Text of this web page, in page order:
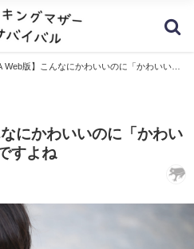
Web版】こんなにかわいいのに「かわいい」
にかわいいのに「かわい
すよね